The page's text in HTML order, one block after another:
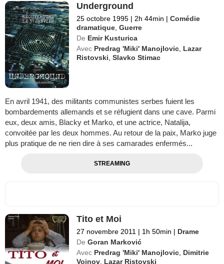
Underground
25 octobre 1995 | 2h 44min | Comédie
dramatique ,Guerre
De Emir Kusturica
Avec Predrag 'Miki' Manojlovic Lazar
Ristovski ,Slavko Stimac
En avril 1941, des militants communistes serbes fuient les
bombardements allemands et se réfugient dans une cave. Parmi
eux, deux amis, Blacky et Marko, et une actrice, Natalija,
convoitée par les deux hommes. Au retour de la paix, Marko juge
plus pratique de ne rien dire à ses camarades enfermés...
STREAMING
Tito et Moi
27 novembre 2011 | 1h 50min | Drame
De Goran Marković
Avec Predrag 'Miki' Manojlovic Dimitrie
Vojnov Lazar Ristovski